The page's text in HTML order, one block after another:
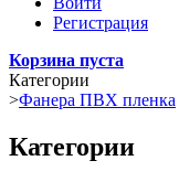
Регистрация
Корзина пуста
Категории
>Фанера ПВХ пленка
Категории